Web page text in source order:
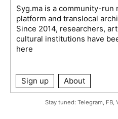
Syg.ma is a community-run
platform and translocal
Since 2014, researchers,
cultural institutions have
here
Sign up About
Stay tuned: Telegram, FB,